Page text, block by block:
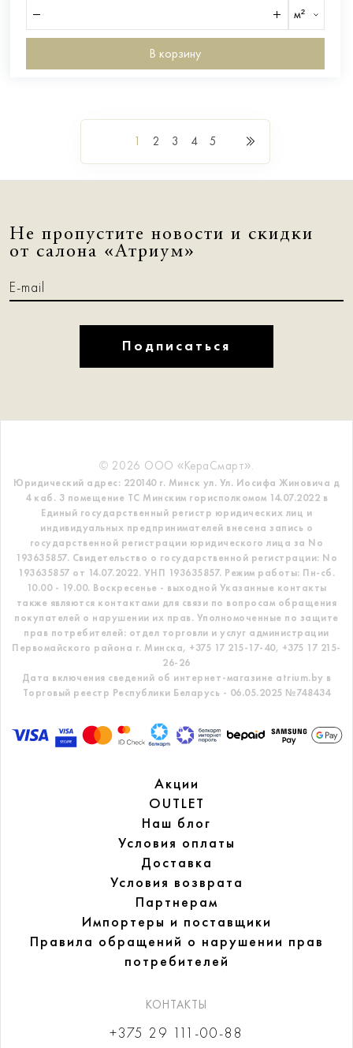
м²
В корзину
1 2 3 4 5
Не пропустите новости и скидки
от салона «Атриум»
Подписаться
© 2026 ООО «КераСмарт».
Юридический адрес: 220140 г. Минск ул. Ул. Иосифа Жиновича д
4 каб. 3 помещение ТС Минским горисполкомом 14.07.2022 в
Единый государственный регистр юридических лиц и
индивидуальных предпринимателей внесена запись о
государственной регистрации юридического лица за No
193635857. Свидетельство о государственной регистрации: No
193635857 от 14.07.2022. УНП 193635857. Режим работы: Пн-сб.
10.00 - 19.00. Воскресенье - выходной Указанные контакты
также являются контактами для связи по вопросам обращения
покупателей о нарушении их прав. Уполномоченные по защите
прав потребителей: отдел торговли и услуг администрации
Первомайского района г. Минска, +375 17 215-17-40, +375 17 215-
26-26
Дата включения сведений об интернет-магазине atrium.by в
Торговый реестр Республики Беларусь - 06.05.2025 №748434
Акции
OUTLET
Наш блог
Условия оплаты
Доставка
Условия возврата
Партнерам
Импортеры и поставщики
Правила обращений о нарушении прав
потребителей
КОНТАКТЫ
+375 29 111-00-88